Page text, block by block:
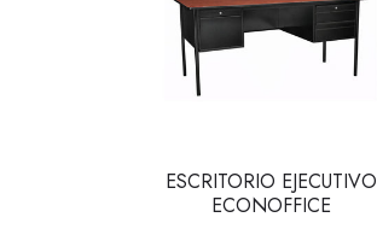
ESCRITORIO EJECUTIVO
ECONOFFICE